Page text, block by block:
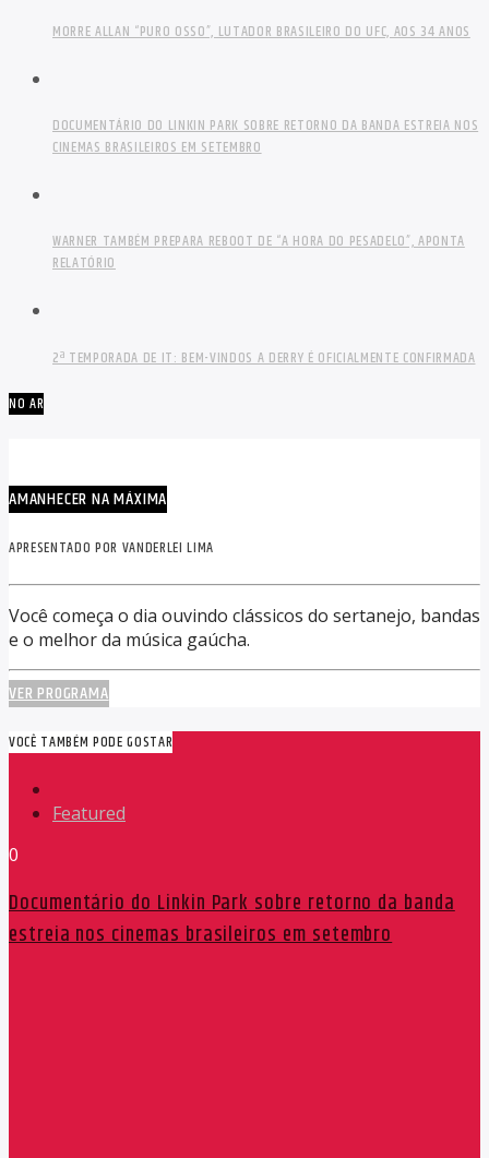
MORRE ALLAN “PURO OSSO”, LUTADOR BRASILEIRO DO UFC, AOS 34 ANOS
DOCUMENTÁRIO DO LINKIN PARK SOBRE RETORNO DA BANDA ESTREIA NOS
CINEMAS BRASILEIROS EM SETEMBRO
WARNER TAMBÉM PREPARA REBOOT DE “A HORA DO PESADELO”, APONTA
RELATÓRIO
2ª TEMPORADA DE IT: BEM-VINDOS A DERRY É OFICIALMENTE CONFIRMADA
NO AR
AMANHECER NA MÁXIMA
APRESENTADO POR VANDERLEI LIMA
Você começa o dia ouvindo clássicos do sertanejo, bandas
e o melhor da música gaúcha.
VER PROGRAMA
VOCÊ TAMBÉM PODE GOSTAR
Featured
0
Documentário do Linkin Park sobre retorno da banda
estreia nos cinemas brasileiros em setembro